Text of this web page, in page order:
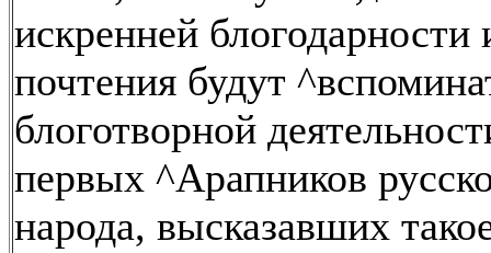
искренней блогодарности
почтения будут
блоготворной
первых ^Арапников
народа, высказавших